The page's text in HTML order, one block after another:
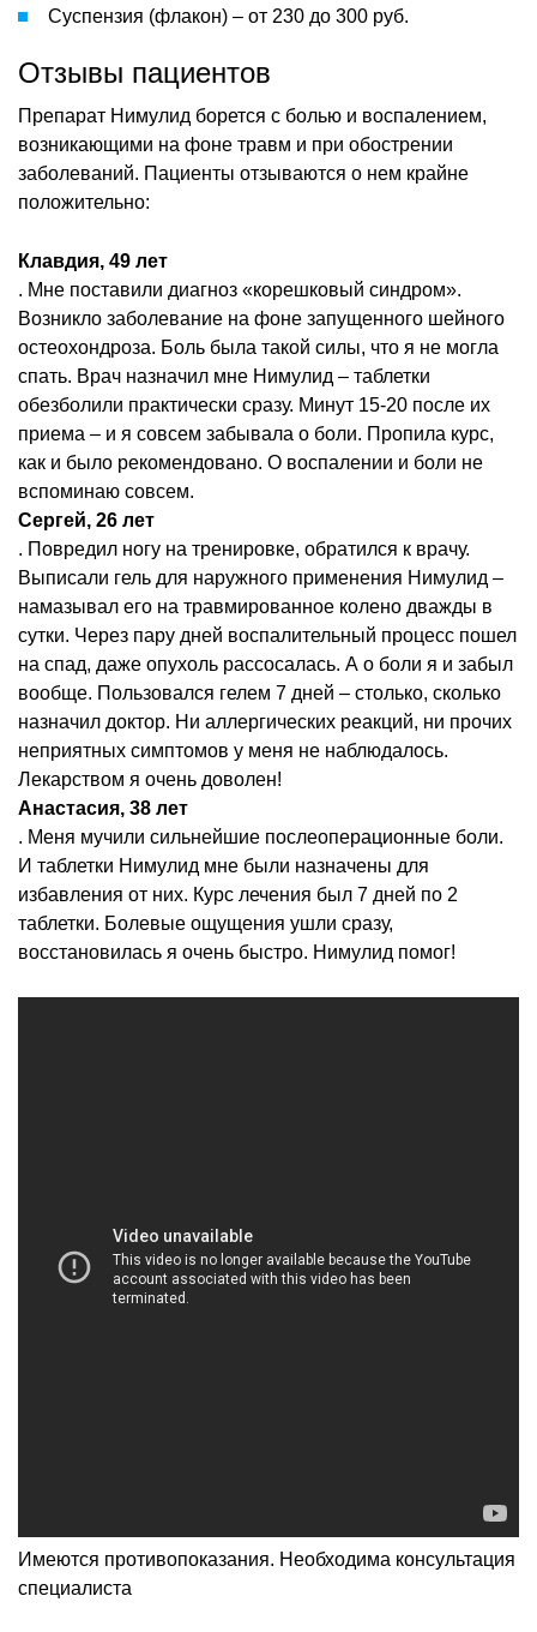
Суспензия (флакон) – от 230 до 300 руб.
Отзывы пациентов
Препарат Нимулид борется с болью и воспалением,
возникающими на фоне травм и при обострении
заболеваний. Пациенты отзываются о нем крайне
положительно:
Клавдия, 49 лет
. Мне поставили диагноз «корешковый синдром».
Возникло заболевание на фоне запущенного шейного
остеохондроза. Боль была такой силы, что я не могла
спать. Врач назначил мне Нимулид – таблетки
обезболили практически сразу. Минут 15-20 после их
приема – и я совсем забывала о боли. Пропила курс,
как и было рекомендовано. О воспалении и боли не
вспоминаю совсем.
Сергей, 26 лет
. Повредил ногу на тренировке, обратился к врачу.
Выписали гель для наружного применения Нимулид –
намазывал его на травмированное колено дважды в
сутки. Через пару дней воспалительный процесс пошел
на спад, даже опухоль рассосалась. А о боли я и забыл
вообще. Пользовался гелем 7 дней – столько, сколько
назначил доктор. Ни аллергических реакций, ни прочих
неприятных симптомов у меня не наблюдалось.
Лекарством я очень доволен!
Анастасия, 38 лет
. Меня мучили сильнейшие послеоперационные боли.
И таблетки Нимулид мне были назначены для
избавления от них. Курс лечения был 7 дней по 2
таблетки. Болевые ощущения ушли сразу,
восстановилась я очень быстро. Нимулид помог!
Имеются противопоказания. Необходима консультация
специалиста